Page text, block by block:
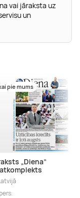
vai jāraksta uz
un
pie mums
„Diena”